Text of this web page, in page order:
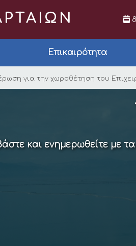
Επικαιρότητα
την
για την χωροθέτηση του
και ενημερωθείτε με